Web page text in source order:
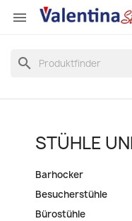

search
STÜHLE
Barhocker
Besucherstühle
Bürostühle